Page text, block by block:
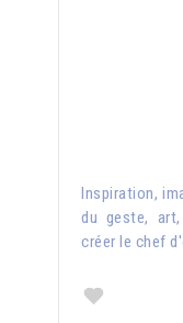
Inspiration,
du geste,
créer le chef